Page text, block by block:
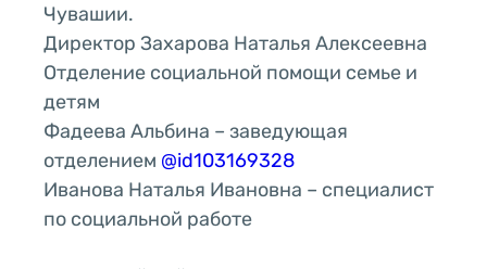
Чувашии.
Директор Захарова Наталья Алексеевна
Отделение социальной помощи семье и
детям
Фадеева Альбина – заведующая
отделением @id103169328
Иванова Наталья Ивановна – специалист
по социальной работе